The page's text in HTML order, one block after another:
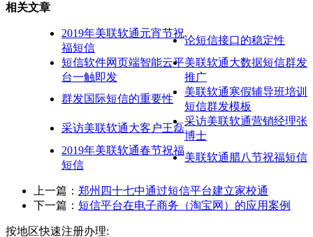
相关文章
2019年美联软通元宵节祝
福短信
论短信接口的稳定性
短信软件网页端智能云平
台一触即发
美联软通大数据短信群发
推广
群发国际短信的重要性
美联软通寒假辅导班培训
短信群发模板
采访美联软通大客户王磊
采访美联软通营销经理张
博士
2019年美联软通春节祝福
短信
美联软通腊八节祝福短信
上一篇： 郑州四十七中通过短信平台建立家校通
下一篇： 短信平台在电子商务（淘宝网）的应用案例
按地区快速注册办理: